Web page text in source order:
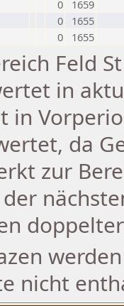
0
1659
0
1655
0 1655
Feld
in
in
da
zur
nicht